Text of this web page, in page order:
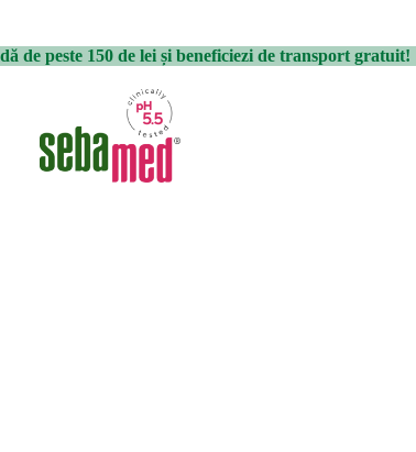
de peste 150 de lei și beneficiezi de transport gratuit!